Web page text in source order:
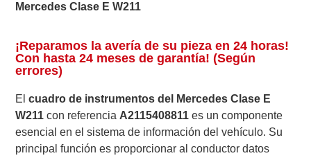
Mercedes Clase E W211
¡Reparamos la avería de su pieza en 24 horas!
Con hasta 24 meses de garantía! (Según
errores)
Elcuadro de instrumentos del Mercedes Clase E
W211con referencia A2115408811 es un componente
esencial en el sistema de información del vehículo. Su
principal función es proporcionar al conductor datos